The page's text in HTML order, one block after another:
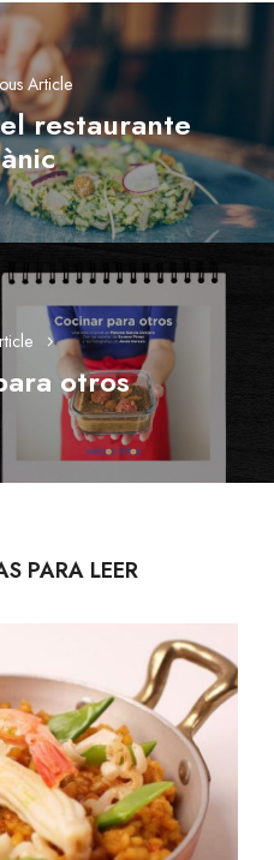
Article
Previous
post:
restaurante
Next
otros
PARA LEER